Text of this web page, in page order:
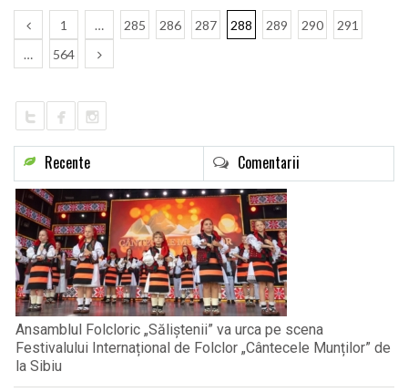
1 … 285 286 287 288 289 290
291
…
564
Recente Comentarii
Ansamblul Folcloric „Săliștenii” va urca pe scena
Festivalului Internațional de Folclor „Cântecele Munților” de
la Sibiu